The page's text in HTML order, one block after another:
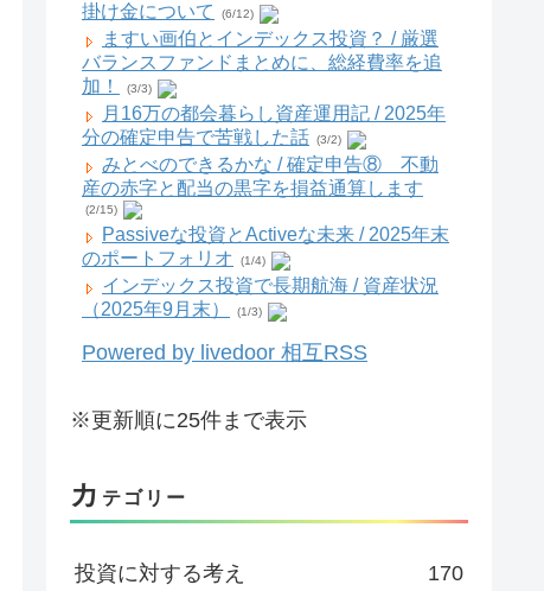
掛け金について
(6/12)
ますい画伯とインデックス投資？ / 厳選
バランスファンドまとめに、総経費率を追
加！
(3/3)
月16万の都会暮らし資産運用記 / 2025年
分の確定申告で苦戦した話 (3/2)
みとべのできるかな / 確定申告⑧ 不動
産の赤字と配当の黒字を損益通算します
(2/15)
Passiveな投資とActiveな未来 / 2025年末
のポートフォリオ
(1/4)
インデックス投資で長期航海 / 資産状況
（2025年9月末）
(1/3)
Powered by livedoor 相互RSS
※更新順に25件まで表示
カ テゴリー
投資に対する考え 170